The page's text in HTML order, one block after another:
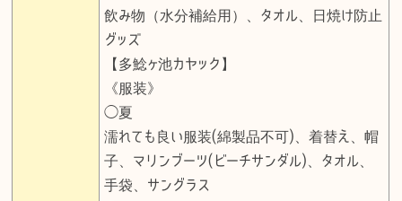
飲み物（水分補給用）、タオル、日焼け防止
グッズ
【多鯰ヶ池カヤック】
《服装》
◯夏
濡れても良い服装(綿製品不可)、着替え、帽
子、マリンブーツ(ビーチサンダル)、タオル、
手袋、サングラス